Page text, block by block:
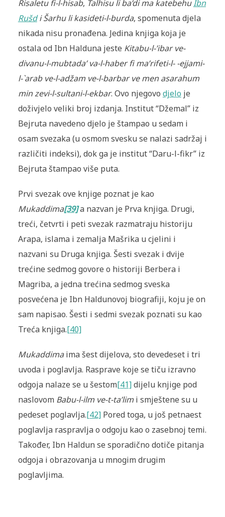
Risaletu fi-l-hisab, Talhisu li ba’di ma katebehuIbn
Rušdi Šarhu li kasideti-l-burda, spomenuta djela
nikada nisu pronađena. Jedina knjiga koja je
ostala od Ibn Halduna jeste Kitabu-l-’ibar ve-
divanu-l-mubtada’ va-l-haber fi ma’rifeti-l- -ejjami-
l-`arab ve-l-adžam ve-l-barbar ve men asarahum
min zevi-l-sultani-l-ekbar. Ovo njegovo djelo je
doživjelo veliki broj izdanja. Institut “Džemal” iz
Bejruta navedeno djelo je štampao u sedam i
osam svezaka (u osmom svesku se nalazi sadržaj i
različiti indeksi), dok ga je institut “Daru-l-fikr” iz
Bejruta štampao više puta.
Prvi svezak ove knjige poznat je kao
Mukaddima[39]a nazvan je Prva knjiga. Drugi,
treći, četvrti i peti svezak razmatraju historiju
Arapa, islama i zemalja Mašrika u cjelini i
nazvani su Druga knjiga. Šesti svezak i dvije
trećine sedmog govore o historiji Berbera i
Magriba, a jedna trećina sedmog sveska
posvećena je Ibn Haldunovoj biografiji, koju je on
sam napisao. Šesti i sedmi svezak poznati su kao
Treća knjiga.[40]
Mukaddimaima šest dijelova, sto devedeset i tri
uvoda i poglavlja. Rasprave koje se tiču izravno
odgoja nalaze se u šestom[41]dijelu knjige pod
naslovom Babu-l-ilm ve-t-ta’limi smještene su u
pedeset poglavlja.[42]Pored toga, u još petnaest
poglavlja raspravlja o odgoju kao o zasebnoj temi.
Također, Ibn Haldun se sporadično dotiče pitanja
odgoja i obrazovanja u mnogim drugim
poglavljima.